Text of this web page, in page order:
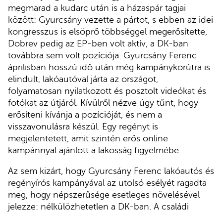
megmarad a kudarc után is a házaspár tagjai
között: Gyurcsány vezette a pártot, s ebben az idei
kongresszus is elsöprő többséggel megerősítette,
Dobrev pedig az EP-ben volt aktív, a DK-ban
továbbra sem volt pozíciója. Gyurcsány Ferenc
áprilisban hosszú idő után még kampánykörútra is
elindult, lakóautóval járta az országot,
folyamatosan nyilatkozott és posztolt videókat és
fotókat az útjáról. Kívülről nézve úgy tűnt, hogy
erősíteni kívánja a pozícióját, és nem a
visszavonulásra készül. Egy regényt is
megjelentetett, amit szintén erős online
kampánnyal ajánlott a lakosság figyelmébe.
Az sem kizárt, hogy Gyurcsány Ferenc lakóautós és
regényírós kampányával az utolsó esélyét ragadta
meg, hogy népszerűsége esetleges növelésével
jelezze: nélkülözhetetlen a DK-ban. A családi